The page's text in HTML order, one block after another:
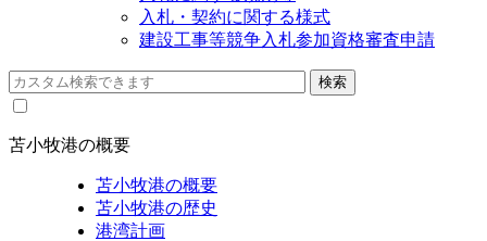
入札・契約に関する様式
建設工事等競争入札参加資格審査申請
苫小牧港の概要
苫小牧港の概要
苫小牧港の歴史
港湾計画